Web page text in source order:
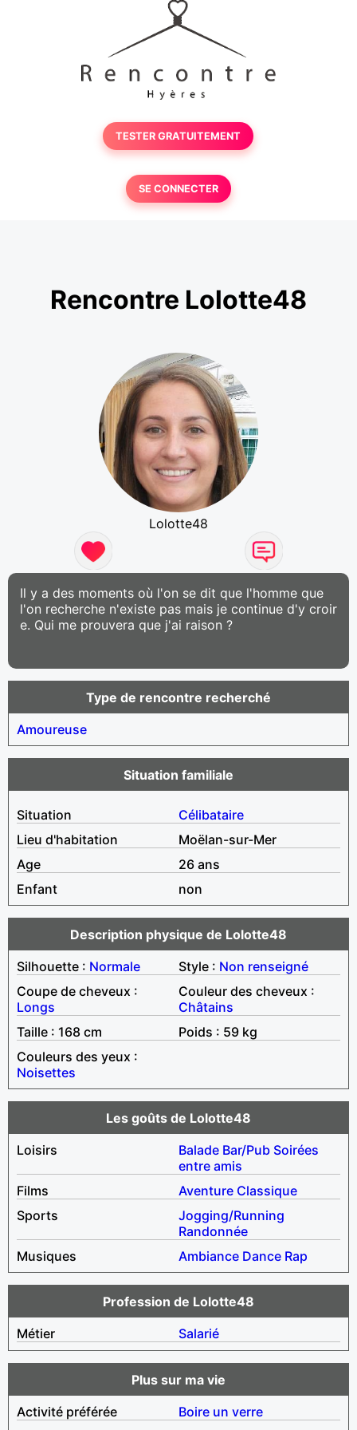
TESTER GRATUITEMENT
SE CONNECTER
Rencontre Lolotte48
Lolotte48
Il y a des moments où l'on se dit que l'homme que
l'on recherche n'existe pas mais je continue d'y croir
e. Qui me prouvera que j'ai raison ?
Type de rencontre recherché
Amoureuse
Situation familiale
Situation
Célibataire
Lieu d'habitation
Moëlan-sur-Mer
Age
26 ans
Enfant
non
Description physique de Lolotte48
Silhouette : Normale Style : Non renseigné
Coupe de cheveux :
Longs
Couleur des cheveux :
Châtains
Taille : 168 cm
Poids : 59 kg
Couleurs des yeux :
Noisettes
Les goûts de Lolotte48
Loisirs
Balade Bar/Pub Soirées
entre amis
Films
Aventure Classique
Sports
Jogging/Running
Randonnée
Musiques
Ambiance Dance Rap
Profession de Lolotte48
Métier
Salarié
Plus sur ma vie
Activité préférée
Boire un verre